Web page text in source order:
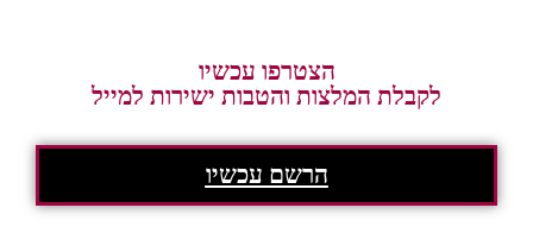
הצטרפו עכשיו
לקבלת המלצות והטבות ישירות למייל
הרשם עכשיו